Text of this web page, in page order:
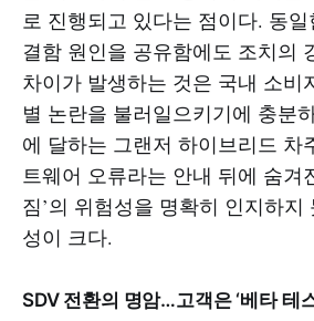
로 진행되고 있다는 점이다. 동
결함 원인을 공유함에도 조치의
차이가 발생하는 것은 국내 소비
별 논란을 불러일으키기에 충분
에 달하는 그랜저 하이브리드 차
트웨어 오류라는 안내 뒤에 숨겨
짐’의 위험성을 명확히 인지하지
성이 크다.
SDV 전환의 명암…고객은 ‘베타 테